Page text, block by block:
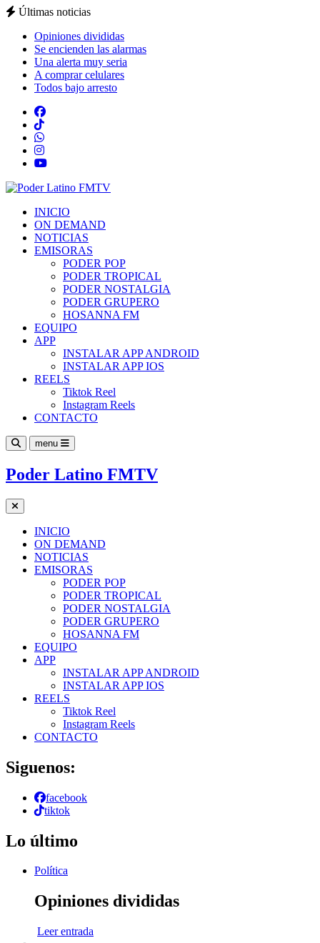
Últimas noticias
Opiniones divididas
Se encienden las alarmas
Una alerta muy seria
A comprar celulares
Todos bajo arresto
INICIO
ON DEMAND
NOTICIAS
EMISORAS
PODER POP
PODER TROPICAL
PODER NOSTALGIA
PODER GRUPERO
HOSANNA FM
EQUIPO
APP
INSTALAR APP ANDROID
INSTALAR APP IOS
REELS
Tiktok Reel
Instagram Reels
CONTACTO
menu
Poder Latino FMTV
INICIO
ON DEMAND
NOTICIAS
EMISORAS
PODER POP
PODER TROPICAL
PODER NOSTALGIA
PODER GRUPERO
HOSANNA FM
EQUIPO
APP
INSTALAR APP ANDROID
INSTALAR APP IOS
REELS
Tiktok Reel
Instagram Reels
CONTACTO
Siguenos:
facebook
tiktok
Lo último
Política
Opiniones divididas
Leer entrada